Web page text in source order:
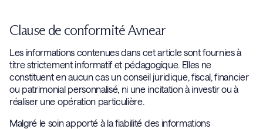
Clause de conformité Avnear
Les informations contenues dans cet article sont fournies à
titre strictement informatif et pédagogique. Elles ne
constituent en aucun cas un conseil juridique, fiscal, financier
ou patrimonial personnalisé, ni une incitation à investir ou à
réaliser une opération particulière.
Malgré le soin apporté à la fiabilité des informations